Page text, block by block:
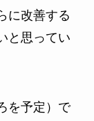
に改善する
と思ってい
を予定）で